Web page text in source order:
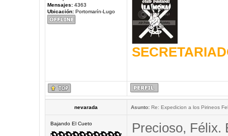
Mensajes:4363
Ubicación:Portomarín-Lugo
nevarada Asunto:Re: Expedicion a los Pirineos
Bajando El Cueto
Precioso, Félix.